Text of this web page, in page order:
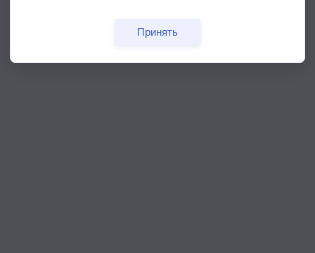
Принять